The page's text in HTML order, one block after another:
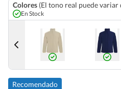
Colores (El tono real puede variar
En Stock
Recomendado